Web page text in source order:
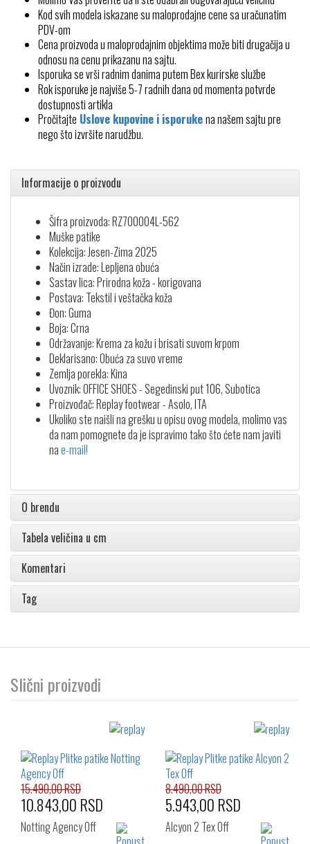
Kod svih modela iskazane su maloprodajne cene sa uračunatim
PDV-om
Cena proizvoda u maloprodajnim objektima može biti drugačija u
odnosu na cenu prikazanu na sajtu.
Isporuka se vrši radnim danima putem Bex kurirske službe
Rok isporuke je najviše 5-7 radnih dana od momenta potvrde
dostupnosti artikla
Pročitajte Uslove kupovine i isporukena našem sajtu pre
nego što izvršite narudžbu.
Informacije o proizvodu
Šifra proizvoda: RZ7O0004L-562
Muške patike
Kolekcija: Jesen-Zima 2025
Način izrade: Lepljena obuća
Sastav lica: Prirodna koža - korigovana
Postava: Tekstil i veštačka koža
Đon: Guma
Boja: Crna
Održavanje: Krema za kožu i brisati suvom krpom
Deklarisano: Obuća za suvo vreme
Zemlja porekla: Kina
Uvoznik: OFFICE SHOES - Segedinski put 106, Subotica
Proizvođač: Replay footwear - Asolo, ITA
Ukoliko ste naišli na grešku u opisu ovog modela, molimo vas
da nam pomognete da je ispravimo tako što ćete nam javiti
nae-mail!
O brendu
Tabela veličina u cm
Komentari
Tag
Slični proizvodi
15.490,00 RSD
10.843,00 RSD
Notting Agency Off
8.490,00 RSD
5.943,00 RSD
Alcyon 2 Tex Off